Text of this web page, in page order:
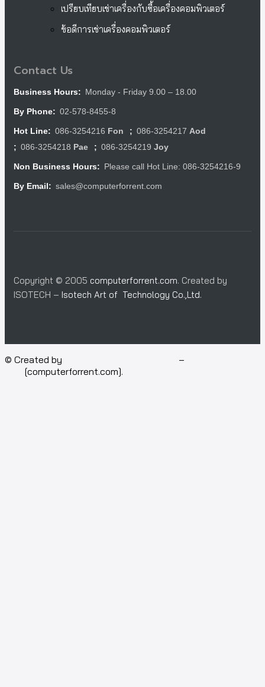
เปรียบเทียบเช่าเครื่องกับซื้อเครื่องคอมพิวเตอร์
ข้อดีการเช่าเครื่องคอมพิวเตอร์
Contact Us
Business Hours: Monday - Friday 9.00 – 18.00
By Phone: 02-578-8455-8
Hot Line: 086-3254216 Fon ; 086-3254217 Aod
; 086-3254218 Pae ; 086-3254219 Joy
Non Business Hours: Please call Hot Line: 086-3254216-9
By Email: sales@computerforrent.com
Copyright © 2005 computerforrent.com. Created by
ISOTECH – Isotech Art of Technology Co.,Ltd.
© Created by –
[computerforrent.com].